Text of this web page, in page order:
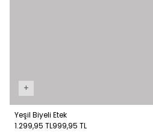
+
Yeşil Biyeli Etek
1.299,95 TL999,95 TL